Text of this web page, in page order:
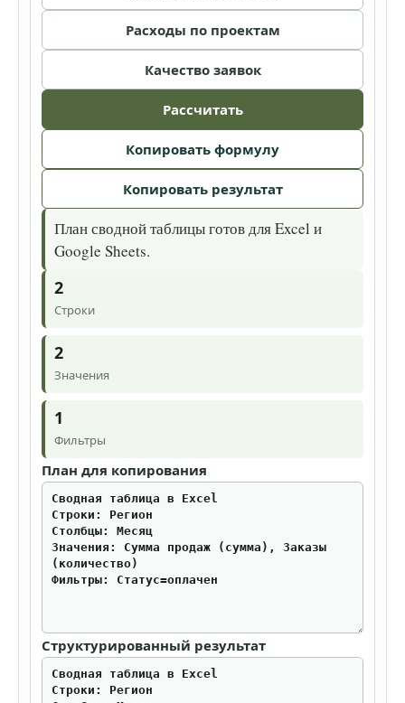
Расходы по проектам
Качество заявок
Рассчитать
Копировать формулу
Копировать результат
План сводной таблицы готов для Excel и
Google Sheets.
2
Строки
2
Значения
1
Фильтры
План для копирования
Структурированный результат